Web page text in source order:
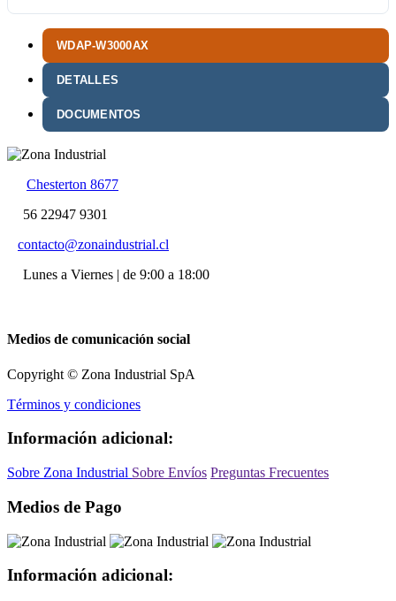
WDAP-W3000AX
DETALLES
DOCUMENTOS
Chesterton 8677
56 22947 9301
contacto@zonaindustrial.cl
Lunes a Viernes | de 9:00 a 18:00
Medios de comunicación social
Copyright © Zona Industrial SpA
Términos y condiciones
Información adicional:
Sobre Zona Industrial Sobre Envíos Preguntas Frecuentes
Medios de Pago
Información adicional: